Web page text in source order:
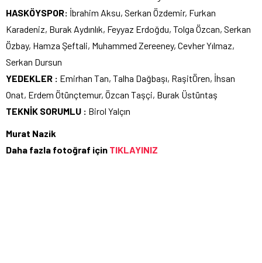
HASKÖYSPOR: İbrahim Aksu, Serkan Özdemir, Furkan
Karadeniz, Burak Aydınlık, Feyyaz Erdoğdu, Tolga Özcan, Serkan
Özbay, Hamza Şeftali, Muhammed Zereeney, Cevher Yılmaz,
Serkan Dursun
YEDEKLER : Emirhan Tan, Talha Dağbaşı, RaşitÖren, İhsan
Onat, Erdem Ötünçtemur, Özcan Taşçi, Burak Üstüntaş
TEKNİK SORUMLU : Birol Yalçın
Murat Nazik
Daha fazla fotoğraf için TIKLAYINIZ